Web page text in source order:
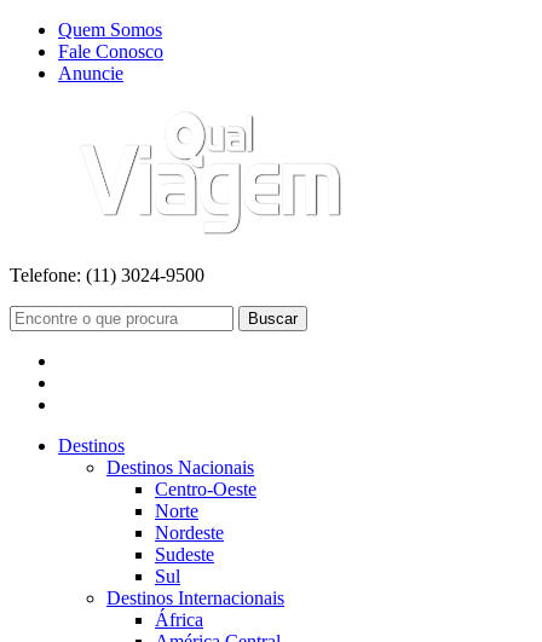
Quem Somos
Fale Conosco
Anuncie
Telefone: (11) 3024-9500
Buscar
Destinos
Destinos Nacionais
Centro-Oeste
Norte
Nordeste
Sudeste
Sul
Destinos Internacionais
África